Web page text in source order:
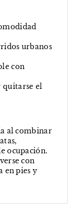
urbanos
con
quitarse el
al combinar
ocupación.
con
en pies y